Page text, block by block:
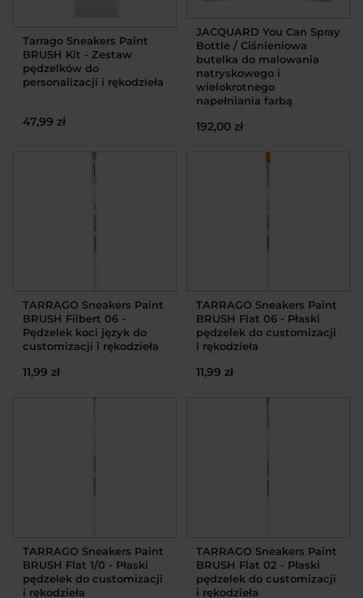
Tarrago Sneakers Paint
BRUSH Kit - Zestaw
pędzelków do
personalizacji i rękodzieła
47,99 zł
JACQUARD You Can Spray
Bottle / Ciśnieniowa
butelka do malowania
natryskowego i
wielokrotnego
napełniania farbą
192,00 zł
TARRAGO Sneakers Paint
BRUSH Filbert 06 -
Pędzelek koci język do
customizacji i rękodzieła
11,99 zł
TARRAGO Sneakers Paint
BRUSH Flat 06 - Płaski
pędzelek do customizacji
i rękodzieła
11,99 zł
TARRAGO Sneakers Paint
BRUSH Flat 1/0 - Płaski
pędzelek do customizacji
i rękodzieła
TARRAGO Sneakers Paint
BRUSH Flat 02 - Płaski
pędzelek do customizacji
i rękodzieła